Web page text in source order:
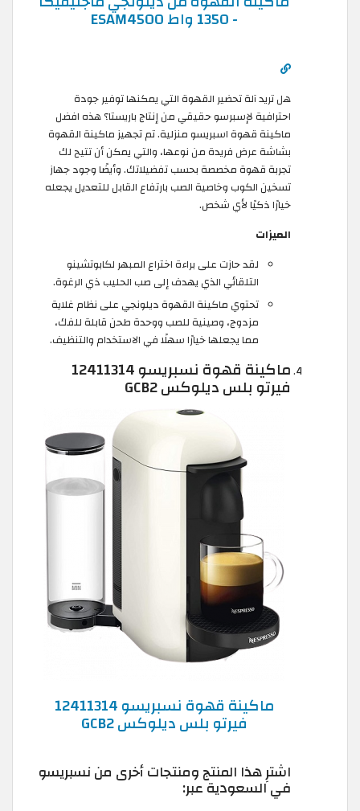
- 1350 واط ESAM4500
هل تريد آلة تحضير القهوة التي يمكنها توفير جودة
احترافية لإسبرسو حقيقي من إنتاج باريستا؟ هذه افضل
ماكينة قهوة اسبريسو منزلية. تم تجهيز ماكينة القهوة
بشاشة عرض فريدة من نوعها، والتي يمكن أن تتيح لك
تجربة قهوة مخصصة بحسب تفضيلاتك. وأيضًا وجود جهاز
تسخين الكوب وخاصية الصب بارتفاع القابل للتعديل يجعله
خيارًا ذكيًا لأي شخص.
الميزات
لقد حازت على براءة اختراع المبهر لكابوتشينو
التلقائي الذي يهدف إلى صب الحليب ذي الرغوة.
تحتوي ماكينة القهوة ديلونجي على نظام غلاية
مزدوج، وصينية للصب ووحدة طحن قابلة للفك،
مما يجعلها خيارًا سهلًا في الاستخدام والتنظيف.
ماكينة قهوة نسبريسو 12411314
فيرتو بلس ديلوكس GCB2
ماكينة قهوة نسبريسو 12411314
فيرتو بلس ديلوكس GCB2
اشترِ هذا المنتج ومنتجات أخرى من نسبريسو
في السعودية عبر: